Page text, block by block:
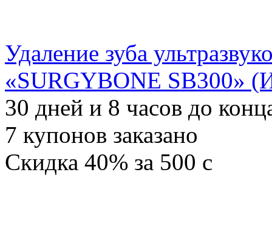
Удаление зуба
«SURGYBONE SB300»
30 дней и 8 часов до
7 купонов заказано
Скидка 40% за 500 c